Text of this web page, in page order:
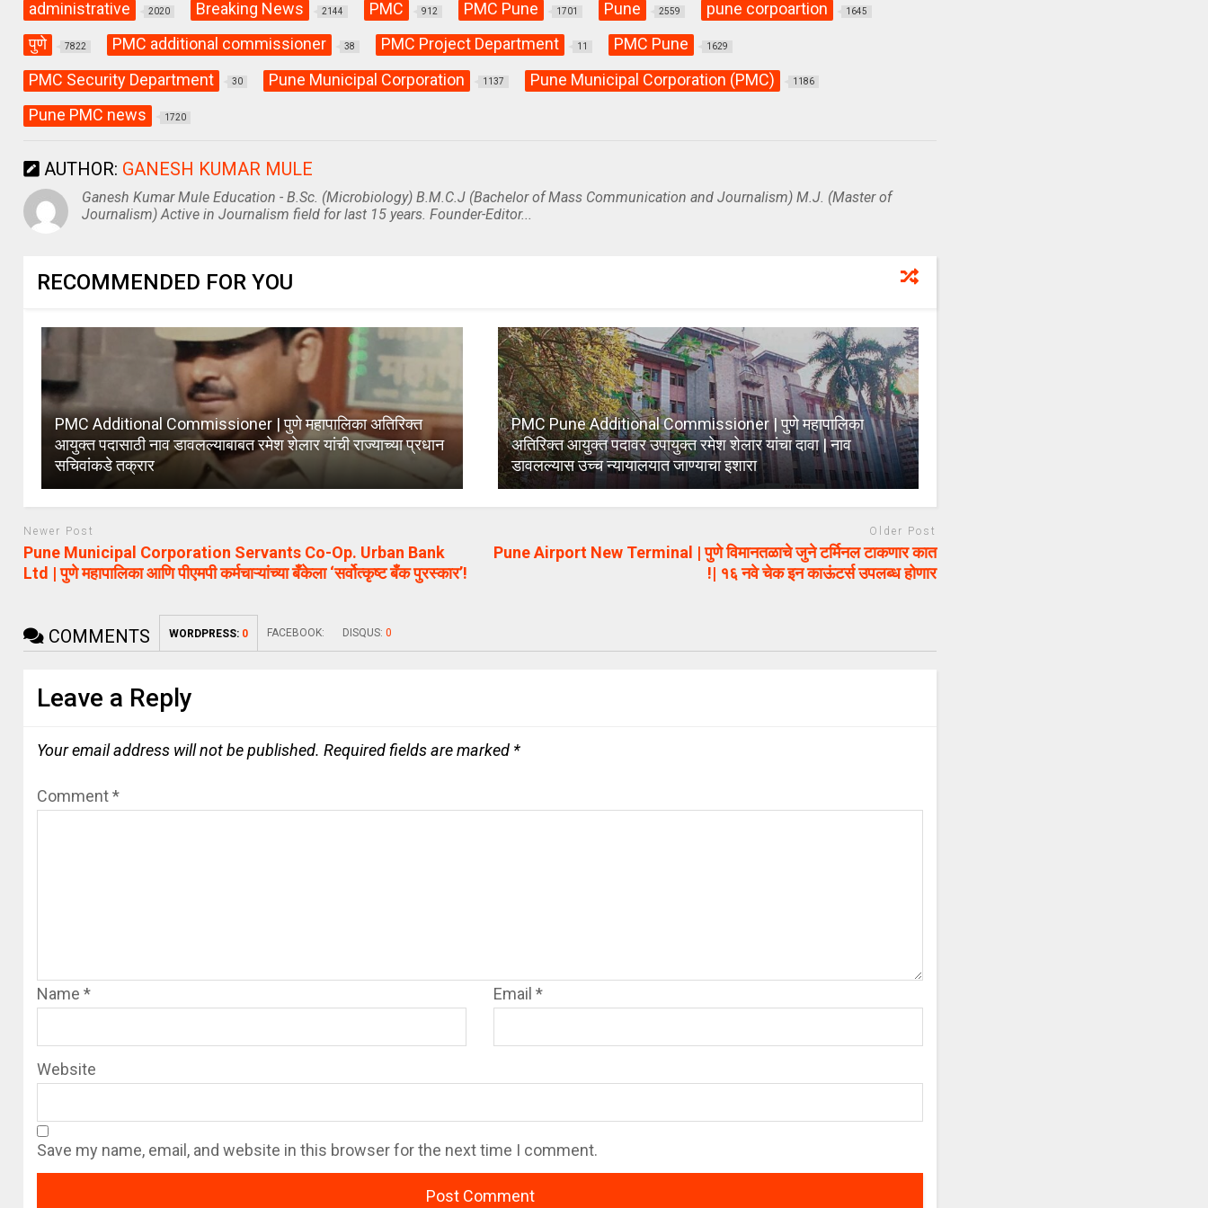
administrative 2020 Breaking News 2144 PMC 912 PMC Pune 1701 Pune 2559 pune corpoartion 1645
पुणे 7822 PMC additional commissioner 38 PMC Project Department 11 PMC Pune 1629
PMC Security Department 30 Pune Municipal Corporation 1137 Pune Municipal Corporation (PMC) 1186
Pune PMC news 1720
AUTHOR: GANESH KUMAR MULE
Ganesh Kumar Mule Education - B.Sc. (Microbiology) B.M.C.J (Bachelor of Mass Communication and Journalism) M.J. (Master of
Journalism) Active in Journalism field for last 15 years. Founder-Editor...
RECOMMENDED FOR YOU
PMC Additional Commissioner | पुणे महापालिका अतिरिक्त
आयुक्त पदासाठी नाव डावलल्याबाबत रमेश शेलार यांची राज्याच्या प्रधान
सचिवांकडे तक्रार
PMC Pune Additional Commissioner | पुणे महापालिका
अतिरिक्त आयुक्त पदावर उपायुक्त रमेश शेलार यांचा दावा | नाव
डावलल्यास उच्च न्यायालयात जाण्याचा इशारा
Newer Post
Pune Municipal Corporation Servants Co-Op. Urban Bank
Ltd | पुणे महापालिका आणि पीएमपी कर्मचाऱ्यांच्या बँकेला ‘सर्वोत्कृष्ट बँक पुरस्कार’!
Older Post
Pune Airport New Terminal | पुणे विमानतळाचे जुने टर्मिनल टाकणार कात
!| १६ नवे चेक इन काऊंटर्स उपलब्ध होणार
COMMENTS WORDPRESS: 0 FACEBOOK: DISQUS:0
Leave a Reply
Your email address will not be published. Required fields are marked *
Comment*
Name* Email*
Website
Save my name, email, and website in this browser for the next time I comment.